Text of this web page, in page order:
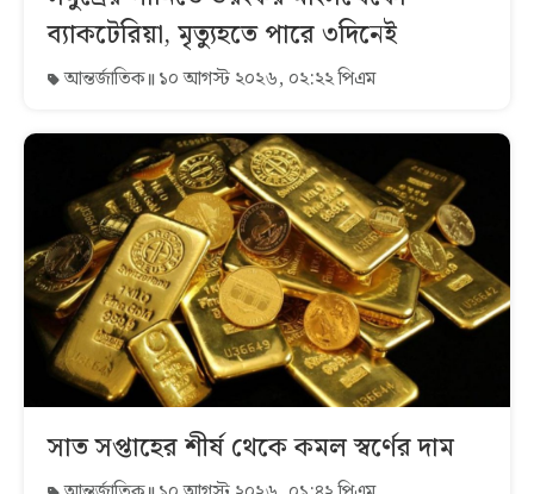
ব্যাকটেরিয়া, মৃত্যুহতে পারে ৩দিনেই
আন্তর্জাতিক ১০ আগস্ট ২০২৬, ০২:২২ পিএম
সাত সপ্তাহের শীর্ষ থেকে কমল স্বর্ণের দাম